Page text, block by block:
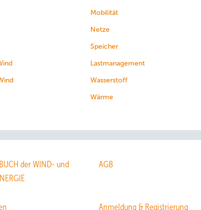
Mobilität
Netze
Speicher
Lastmanagement
Wasserstoff
Wärme
der WIND- und
AGB
Anmeldung & Registrierung